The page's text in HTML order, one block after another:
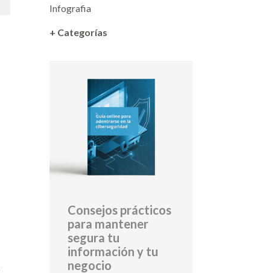
Infografia
+ Categorías
Consejos prácticos
para mantener
segura tu
información y tu
negocio